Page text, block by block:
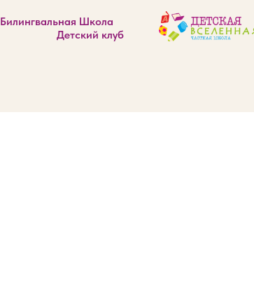
Билингвальная Школа
Детский клуб